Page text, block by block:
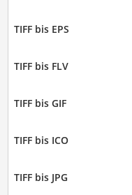
TIFF bis EPS
TIFF bis FLV
TIFF bis GIF
TIFF bis ICO
TIFF bis JPG